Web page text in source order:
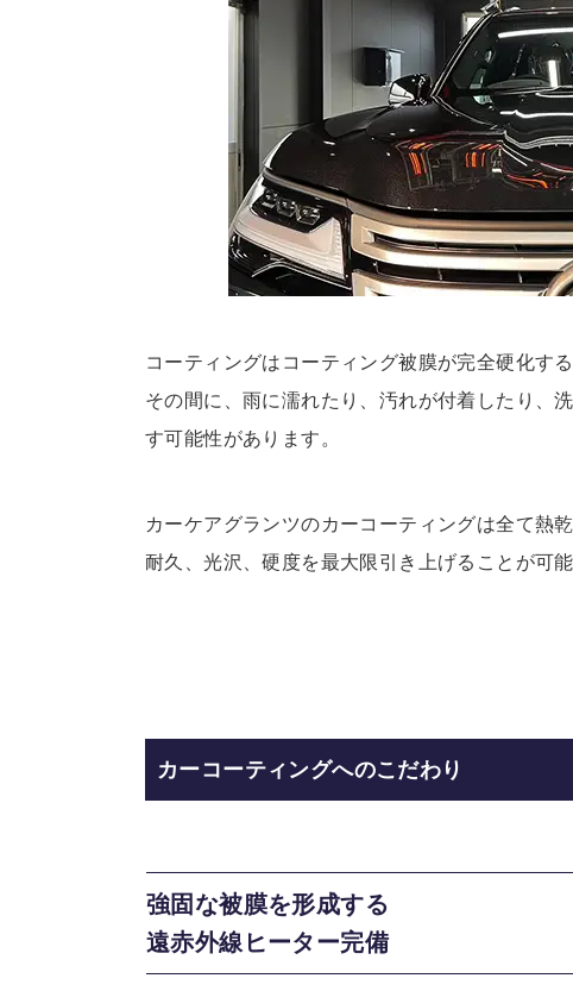
コーティングはコーティング被膜が完全硬化す
その間に、雨に濡れたり、汚れが付着したり、
す可能性があります。
カーケアグランツのカーコーティングは全て熱
耐久、光沢、硬度を最大限引き上げることが可能
カーコーティングへのこだわり
強固な被膜を形成する
遠赤外線ヒーター完備